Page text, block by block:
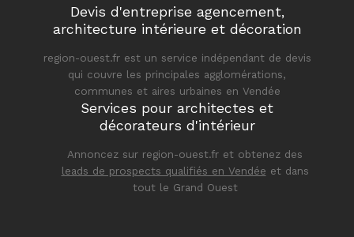
Devis d'entreprise agencement,
architecture intérieure et décoration
region-ouest.fr est un service indépendant de devis
qui couvre les principales agglomérations,
communes et aires urbaines en Vendée
Services pour architectes et
décorateurs d'intérieur
Annoncez sur region-ouest.fr et obtenez des
leads de prospects qualifiés en Vendée et dans
tout le Grand Ouest